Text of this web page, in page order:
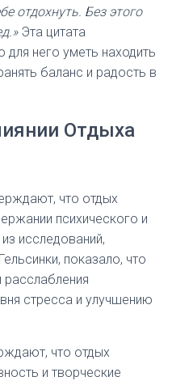
отдохнуть. Без этого
Эта цитата
него уметь находить
баланс и радость в
Отдыха
что отдых
психического и
исследований,
показало, что
расслабления
стресса и улучшению
что отдых
и творческие